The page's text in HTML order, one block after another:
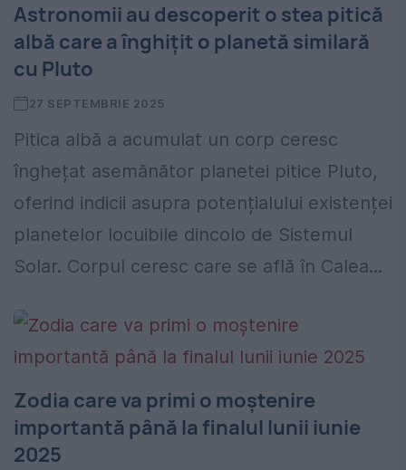
Astronomii au descoperit o stea pitică
albă care a înghițit o planetă similară
cu Pluto
27 SEPTEMBRIE 2025
Pitica albă a acumulat un corp ceresc
înghețat asemănător planetei pitice Pluto,
oferind indicii asupra potențialului existenței
planetelor locuibile dincolo de Sistemul
Solar. Corpul ceresc care se află în Calea...
Zodia care va primi o moștenire
importantă până la finalul lunii iunie
2025